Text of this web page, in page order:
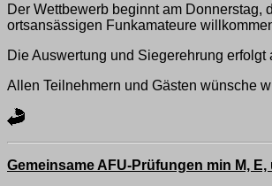
Der Wettbewerb beginnt am Donnerstag,
ortsansässigen Funkamateure
Die Auswertung und Siegerehrung
Allen Teilnehmern und Gästen wünsche
Gemeinsame AFU-Prüfungen min M, E,